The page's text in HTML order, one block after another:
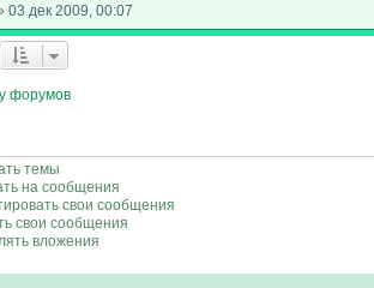
03 дек 2009, 00:07
форумов
темы
на сообщения
свои сообщения
свои сообщения
вложения